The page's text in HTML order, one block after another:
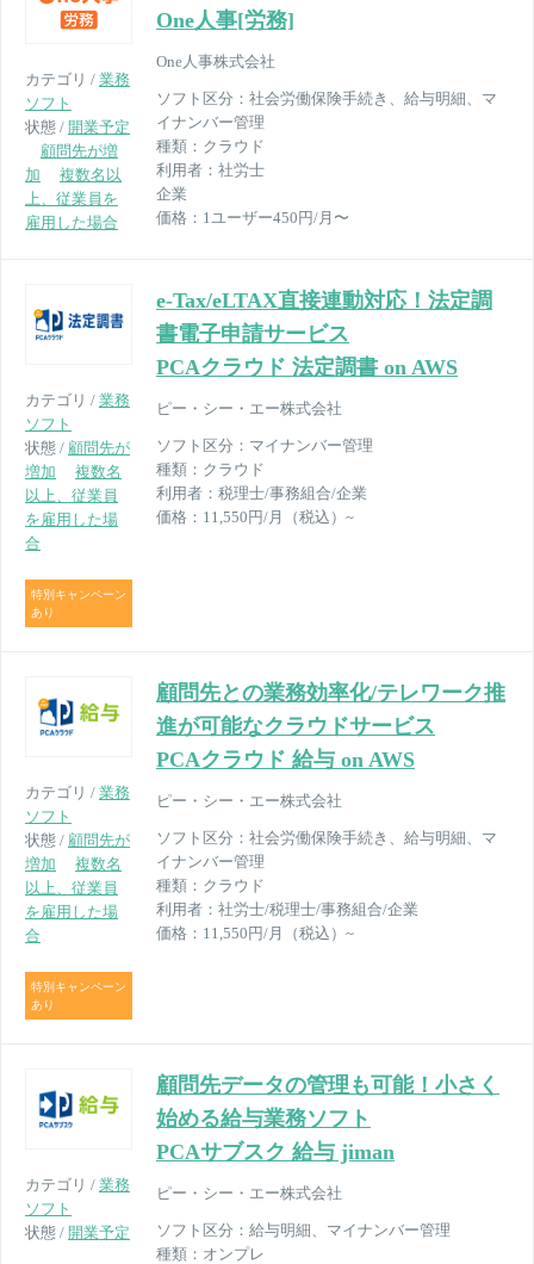
カテゴリ / 業務
ソフト
状態 / 開業予定
顧問先が増
加
複数名以
上、従業員を
雇用した場合
One人事[労務]
One人事株式会社
ソフト区分： 社会労働保険手続き、給与明細、マ
イナンバー管理
種類： クラウド
利用者： 社労士
企業
価格： 1ユーザー450円/月〜
カテゴリ / 業務
ソフト
状態 / 顧問先が
増加
複数名
以上、従業員
を雇用した場
合
特別キャンペーン
あり
e-Tax/eLTAX直接連動対応！法定調
書電子申請サービス
PCAクラウド 法定調書 on AWS
ピー・シー・エー株式会社
ソフト区分： マイナンバー管理
種類： クラウド
利用者： 税理士/事務組合/企業
価格： 11,550円/月（税込）~
カテゴリ / 業務
ソフト
状態 / 顧問先が
増加
複数名
以上、従業員
を雇用した場
合
特別キャンペーン
あり
顧問先との業務効率化/テレワーク推
進が可能なクラウドサービス
PCAクラウド 給与 on AWS
ピー・シー・エー株式会社
ソフト区分： 社会労働保険手続き、給与明細、マ
イナンバー管理
種類： クラウド
利用者： 社労士/税理士/事務組合/企業
価格： 11,550円/月（税込）~
カテゴリ / 業務
ソフト
状態 / 開業予定
顧問先データの管理も可能！小さく
始める給与業務ソフト
PCAサブスク 給与 jiman
ピー・シー・エー株式会社
ソフト区分： 給与明細、マイナンバー管理
種類： オンプレ